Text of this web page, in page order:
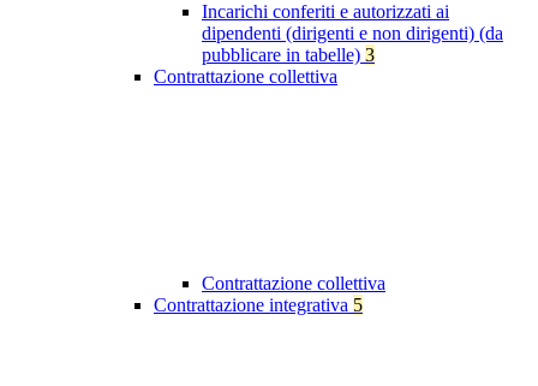
Incarichi conferiti e autorizzati ai
dipendenti (dirigenti e non dirigenti) (da
pubblicare in tabelle) 3
Contrattazione collettiva
Contrattazione collettiva
Contrattazione integrativa 5